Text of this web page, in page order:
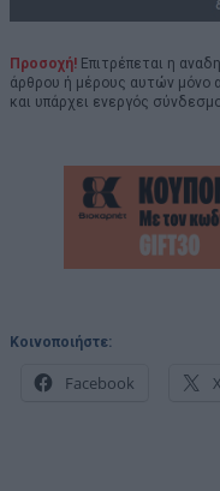
Προσοχή! Επιτρέπεται η
άρθρου ή μέρους αυτών μόνο
και υπάρχει ενεργός
Κοινοποιήστε:
Facebook X